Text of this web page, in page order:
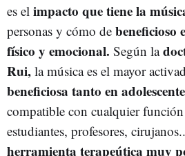
es el impacto que tiene la
personas y cómo de beneficioso
físico y emocional. Según la
Rui, la música es el mayor
beneficiosa tanto en
compatible con cualquier función
estudiantes, profesores,
herramienta terapeútica muy